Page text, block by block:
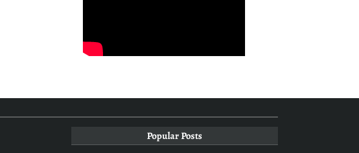
Popular Posts